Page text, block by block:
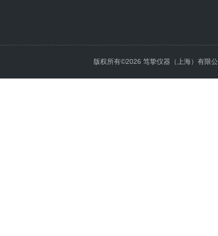
版权所有©2026 笃挚仪器（上海）有限